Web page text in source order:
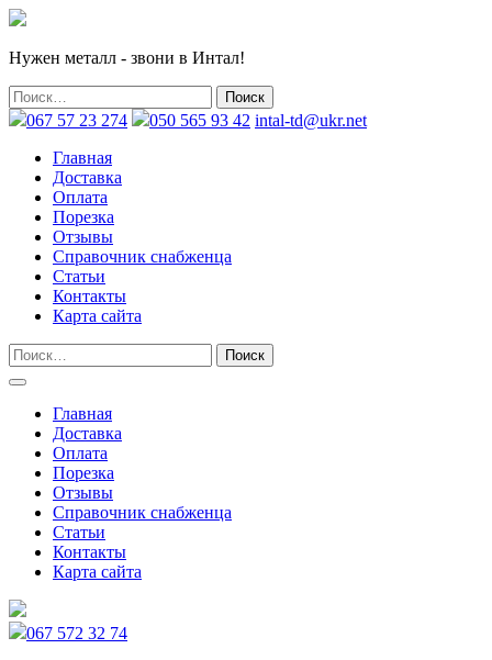
Нужен металл - звони в Интал!
067 57 23 274 050 565 93 42 intal-td@ukr.net
Главная
Доставка
Оплата
Порезка
Отзывы
Справочник снабженца
Статьи
Контакты
Карта сайта
Главная
Доставка
Оплата
Порезка
Отзывы
Справочник снабженца
Статьи
Контакты
Карта сайта
067 572 32 74